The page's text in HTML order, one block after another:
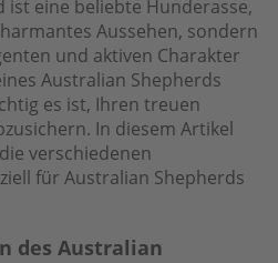
ist eine beliebte Hunderasse,
Aussehen, sondern
und aktiven Charakter
Australian Shepherds
es ist, Ihren treuen
In diesem Artikel
verschiedenen
für Australian Shepherds
des Australian